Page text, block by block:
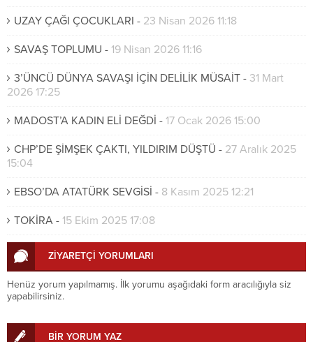
UZAY ÇAĞI ÇOCUKLARI - 23 Nisan 2026 11:18
SAVAŞ TOPLUMU - 19 Nisan 2026 11:16
3’ÜNCÜ DÜNYA SAVAŞI İÇİN DELİLİK MÜSAİT - 31 Mart
2026 17:25
MADOST’A KADIN ELİ DEĞDİ - 17 Ocak 2026 15:00
CHP’DE ŞİMŞEK ÇAKTI, YILDIRIM DÜŞTÜ - 27 Aralık 2025
15:04
EBSO’DA ATATÜRK SEVGİSİ - 8 Kasım 2025 12:21
TOKİRA - 15 Ekim 2025 17:08
ZİYARETÇİ YORUMLARI
Henüz yorum yapılmamış. İlk yorumu aşağıdaki form aracılığıyla siz
yapabilirsiniz.
BİR YORUM YAZ